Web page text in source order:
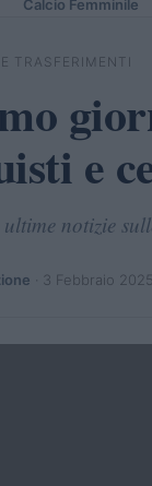
Calcio Femminile
TRASFERIMENTI
e
notizie
3 Febbraio 2025